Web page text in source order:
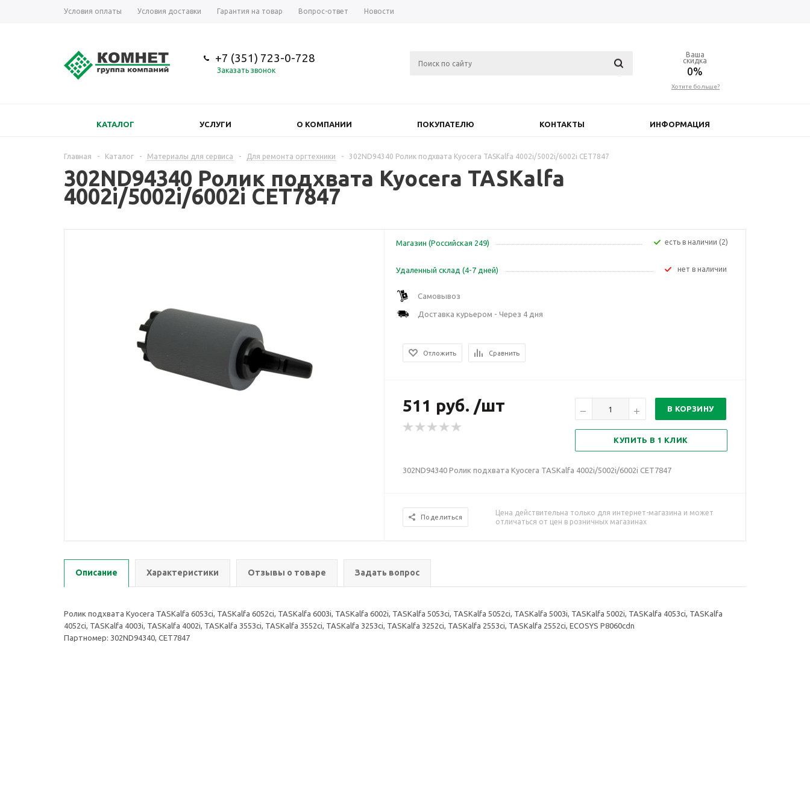
Условия оплаты Условия доставки Гарантия на товар Вопрос-ответ Новости
+7 (351) 723-0-728
Заказать звонок
Ваша
скидка
0%
Хотите больше?
КАТАЛОГ УСЛУГИ О КОМПАНИИ ПОКУПАТЕЛЮ КОНТАКТЫ ИНФОРМАЦИЯ
Главная - Каталог - Материалы для сервиса - Для ремонта оргтехники - 302ND94340 Ролик подхвата Kyocera TASKalfa 4002i/5002i/6002i CET7847
302ND94340 Ролик подхвата Kyocera TASKalfa
4002i/5002i/6002i CET7847
Магазин (Российская 249) Есть в наличии (2)
Удаленный склад (4-7 дней) Нет в наличии
Самовывоз
Доставка курьером - Через 4 дня
Отложить Сравнить
511 руб. /шт В КОРЗИНУ
КУПИТЬ В 1 КЛИК
302ND94340 Ролик подхвата Kyocera TASKalfa 4002i/5002i/6002i CET7847
Поделиться
Цена действительна только для интернет-магазина и может
отличаться от цен в розничных магазинах
Описание Характеристики Отзывы о товаре Задать вопрос
Ролик подхвата Kyocera TASKalfa 6053ci, TASKalfa 6052ci, TASKalfa 6003i, TASKalfa 6002i, TASKalfa 5053ci, TASKalfa 5052ci, TASKalfa 5003i, TASKalfa 5002i, TASKalfa 4053ci, TASKalfa
4052ci, TASKalfa 4003i, TASKalfa 4002i, TASKalfa 3553ci, TASKalfa 3552ci, TASKalfa 3253ci, TASKalfa 3252ci, TASKalfa 2553ci, TASKalfa 2552ci, ECOSYS P8060cdn
Партномер: 302ND94340, CET7847